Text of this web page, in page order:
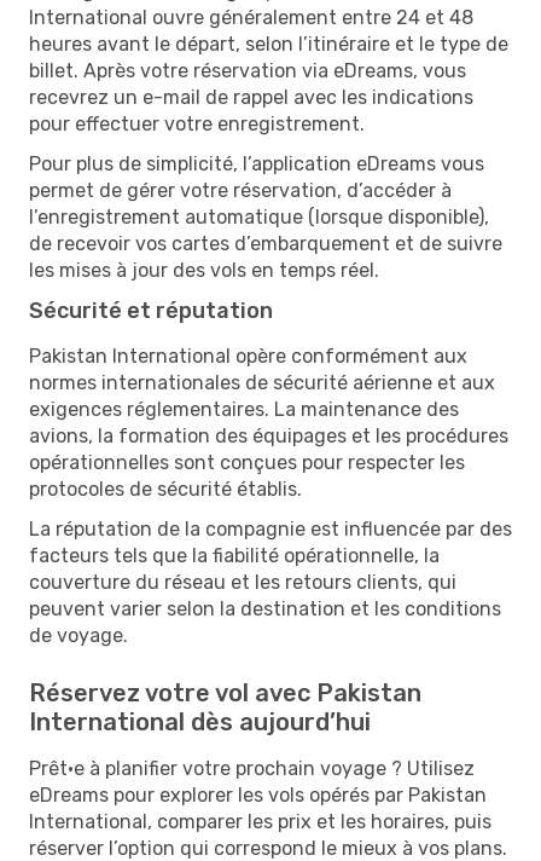
International ouvre généralement entre 24 et 48
heures avant le départ, selon l’itinéraire et le type de
billet. Après votre réservation via eDreams, vous
recevrez un e-mail de rappel avec les indications
pour effectuer votre enregistrement.
Pour plus de simplicité, l’application eDreams vous
permet de gérer votre réservation, d’accéder à
l’enregistrement automatique (lorsque disponible),
de recevoir vos cartes d’embarquement et de suivre
les mises à jour des vols en temps réel.
Sécurité et réputation
Pakistan International opère conformément aux
normes internationales de sécurité aérienne et aux
exigences réglementaires. La maintenance des
avions, la formation des équipages et les procédures
opérationnelles sont conçues pour respecter les
protocoles de sécurité établis.
La réputation de la compagnie est influencée par des
facteurs tels que la fiabilité opérationnelle, la
couverture du réseau et les retours clients, qui
peuvent varier selon la destination et les conditions
de voyage.
Réservez votre vol avec Pakistan
International dès aujourd’hui
Prêt·e à planifier votre prochain voyage ? Utilisez
eDreams pour explorer les vols opérés par Pakistan
International, comparer les prix et les horaires, puis
réserver l’option qui correspond le mieux à vos plans.